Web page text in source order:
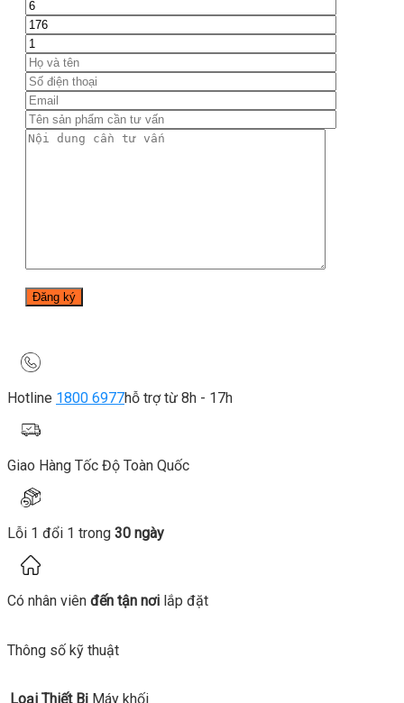
Hotline 1800 6977hỗ trợ từ 8h - 17h
Giao Hàng Tốc Độ Toàn Quốc
Lỗi 1 đổi 1 trong 30 ngày
Có nhân viên đến tận nơi lắp đặt
Thông số kỹ thuật
Loại Thiết Bị Máy khối